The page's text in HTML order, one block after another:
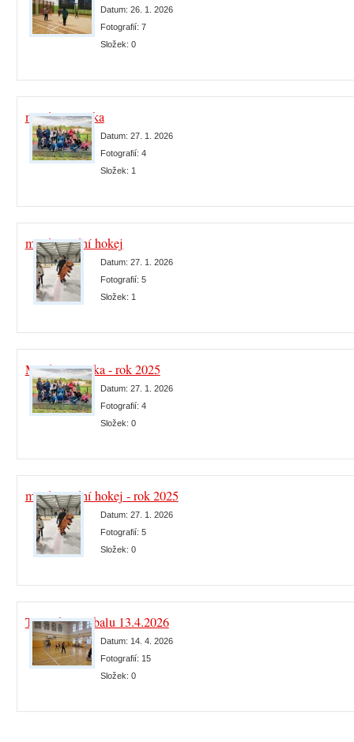
Datum: 26. 1. 2026
Fotografií: 7
Složek: 0
mládež atletika
Datum: 27. 1. 2026
Fotografií: 4
Složek: 1
mládež lední hokej
Datum: 27. 1. 2026
Fotografií: 5
Složek: 1
Mládež atletika - rok 2025
Datum: 27. 1. 2026
Fotografií: 4
Složek: 0
mládež lední hokej - rok 2025
Datum: 27. 1. 2026
Fotografií: 5
Složek: 0
Trénink volejbalu 13.4.2026
Datum: 14. 4. 2026
Fotografií: 15
Složek: 0